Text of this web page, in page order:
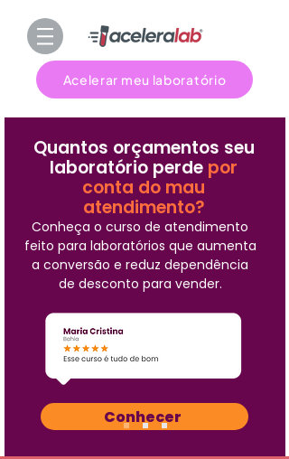
Acelerar meu laboratório
Quantos orçamentos seu
laboratório perde por
conta do mau
atendimento?
Conheça o curso de atendimento
feito para laboratórios que aumenta
a conversão e reduz dependência
de desconto para vender.
Conhecer